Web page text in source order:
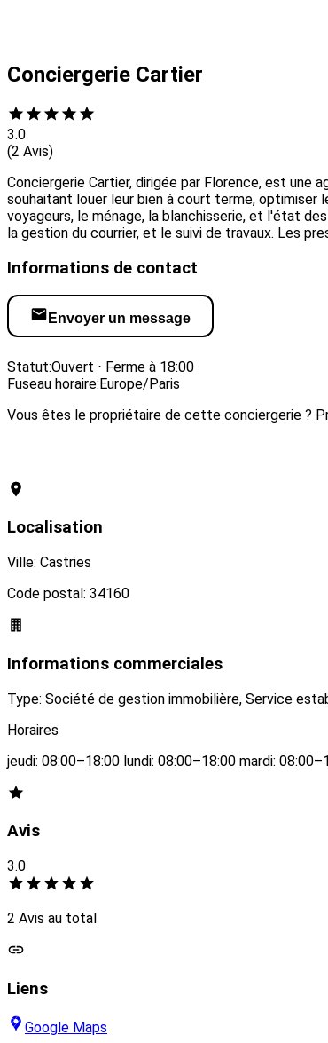
Conciergerie Cartier
3.0
(2 Avis)
Conciergerie Cartier, dirigée par Florence, est
souhaitant louer leur bien à court terme, optimiser
voyageurs, le ménage, la blanchisserie, et l'état
la gestion du courrier, et le suivi de travaux. Les
Informations de contact
Envoyer un message
Statut:Ouvert ⋅ Ferme à 18:00
Fuseau horaire:Europe/Paris
Vous êtes le propriétaire de cette conciergerie ?
Localisation
Ville: Castries
Code postal: 34160
Informations commerciales
Type: Société de gestion immobilière, Service
Horaires
jeudi: 08:00–18:00 lundi: 08:00–18:00 mardi:
Avis
3.0
2 Avis au total
Liens
Google Maps